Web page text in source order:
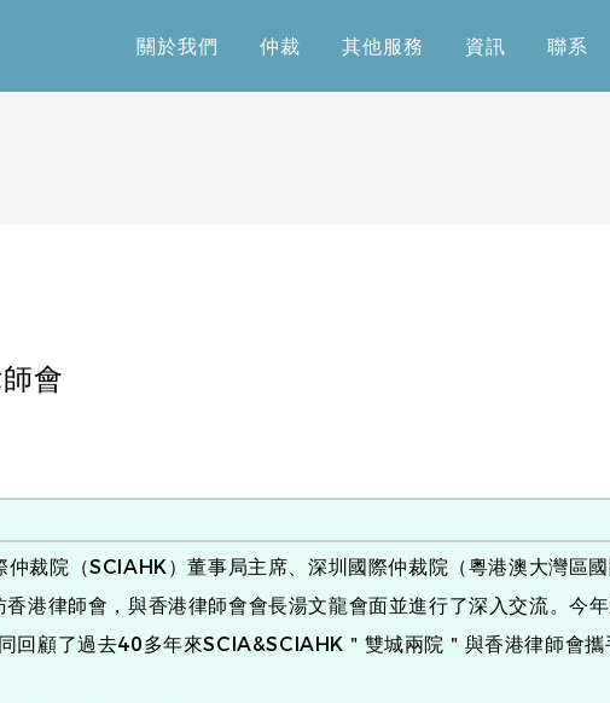
關於我們
仲裁
其他服務
資訊
聯系
會
院（SCIAHK）董事局主席、深圳國際仲裁院（粵港澳大灣區國
港律師會，與香港律師會會長湯文龍會面並進行了深入交流。今
回顧了過去40多年來SCIA&SCIAHK＂雙城兩院＂與香港律師會攜